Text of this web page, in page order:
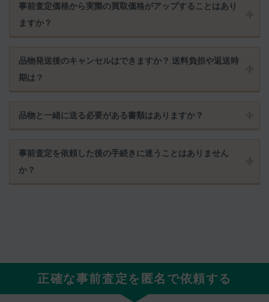
事前査定価格から実際の買取価格がアップすることはあり
ますか？
品物発送後のキャンセルはできますか？ 送料負担や返送時
期は？
品物と一緒に送る必要がある書類はありますか？
事前査定を依頼した後の手続きに迷うことはありません
か？
正確な事前査定を匿名で依頼する